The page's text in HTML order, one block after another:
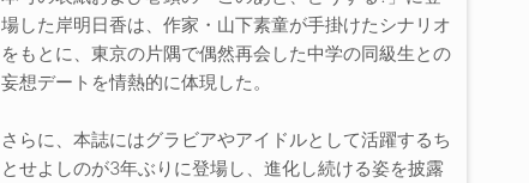
場した岸明日香は、作家・山下素童が手掛けたシナリオ
をもとに、東京の片隅で偶然再会した中学の同級生との
妄想デートを情熱的に体現した。
さらに、本誌にはグラビアやアイドルとして活躍するち
とせよしのが3年ぶりに登場し、進化し続ける姿を披露